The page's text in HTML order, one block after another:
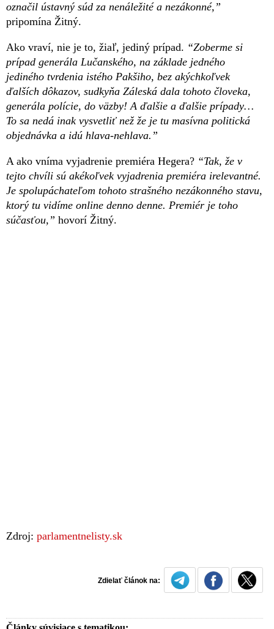
označil ústavný súd za nenáležité a nezákonné,”
pripomína Žitný.
Ako vraví, nie je to, žiaľ, jediný prípad. “Zoberme si
prípad generála Lučanského, na základe jedného
jediného tvrdenia istého Pakšiho, bez akýchkoľvek
ďalších dôkazov, sudkyňa Záleská dala tohoto človeka,
generála polície, do väzby! A ďalšie a ďalšie prípady…
To sa nedá inak vysvetliť než že je tu masívna politická
objednávka a idú hlava-nehlava.”
A ako vníma vyjadrenie premiéra Hegera? “Tak, že v
tejto chvíli sú akékoľvek vyjadrenia premiéra irelevantné.
Je spolupáchateľom tohoto strašného nezákonného stavu,
ktorý tu vidíme online denno denne. Premiér je toho
súčasťou,” hovorí Žitný.
Zdroj: parlamentnelisty.sk
Zdielať článok na: